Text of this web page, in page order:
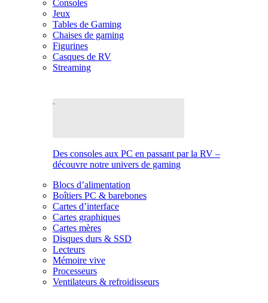
Consoles
Jeux
Tables de Gaming
Chaises de gaming
Figurines
Casques de RV
Streaming
Des consoles aux PC en passant par la RV –
découvre notre univers de gaming
Blocs d’alimentation
Boîtiers PC & barebones
Cartes d’interface
Cartes graphiques
Cartes mères
Disques durs & SSD
Lecteurs
Mémoire vive
Processeurs
Ventilateurs & refroidisseurs